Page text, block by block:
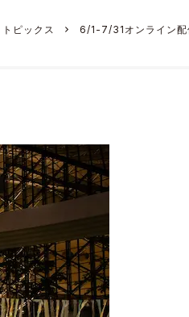
ピックス
6/1-7/31オンライン配